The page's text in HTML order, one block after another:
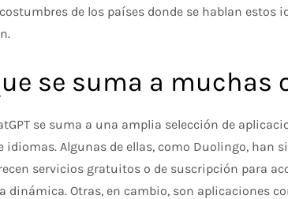
de los países donde se hablan
se suma a muchas
se suma a una amplia selección de
idiomas. Algunas de ellas, como Duolingo, han
servicios gratuitos o de suscripción para
dinámica. Otras, en cambio, son aplicaciones